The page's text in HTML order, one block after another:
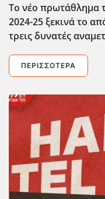
Το νέο πρωτάθλημα
2024-25 ξεκινά το
τρεις δυνατές
ΠΕΡΙΣΣΌΤΕΡΑ